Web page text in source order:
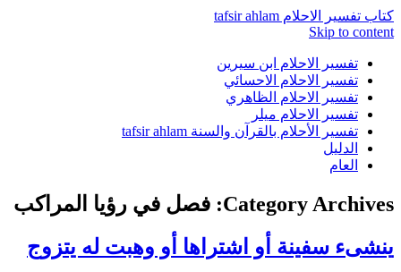
كتاب تفسير الاحلام tafsir ahlam
Skip to content
تفسير الاحلام ابن سيرين
تفسير الاحلام الاحسائي
تفسير الاحلام الظاهري
تفسير الاحلام ميلر
تفسير الأحلام بالقرآن والسنة tafsir ahlam
الدليل
العام
Category Archives: فصل في رؤيا المراكب
ينشىء سفينة أو اشتراها أو وهبت له يتزوج